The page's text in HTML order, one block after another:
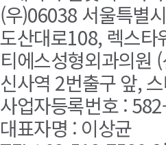
(우)06038 서울특별
도산대로108, 렉스
티에스성형외과의원
신사역 2번출구 앞,
사업자등록번호 :
대표자명 : 이상균